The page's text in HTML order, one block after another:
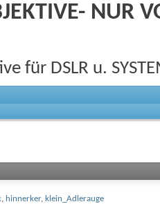
NUR
für DSLR u.
, hinnerker, klein_Adlerauge